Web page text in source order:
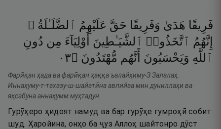
فَرِيقًا هَدَىٰ وَفَرِيقًا حَقَّ عَلَيْهِمُ ٱلضَّلَـٰلَةُ ۗ
إِنَّهُمُ ٱتَّخَذُوا۟ ٱلشَّيَـٰطِينَ أَوْلِيَآءَ مِن دُونِ
ٱللَّهِ وَيَحْسَبُونَ أَنَّهُم مُّهْتَدُونَ ۝٣٠
Фарӣқан ҳада ва фарӣқан ҳаққа ъалайҳиму-З Залалаҳ.
Иннаҳуму-т-тахазу-ш-шайатӣна авлийаа мин дуниллаҳи ва
яҳсабуна аннаҳумм муҳтадун.
Гурӯҳеро ҳидоят намуд ва бар гурӯҳе гумроҳӣ собит
шуд. Ҳаройина, онҳо ба ҷуз Аллоҳ шайтонро дӯст